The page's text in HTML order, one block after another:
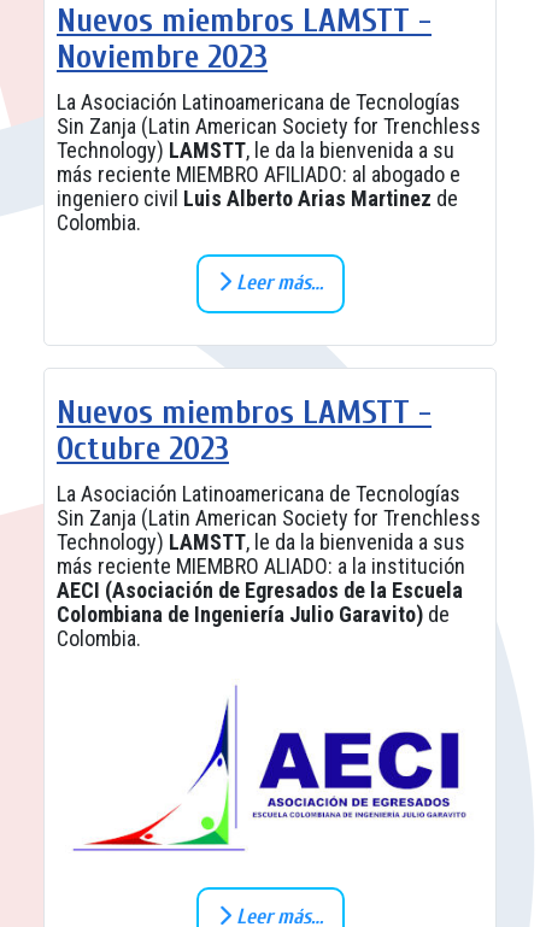
Nuevos miembros LAMSTT -
Noviembre 2023
La Asociación Latinoamericana de Tecnologías
Sin Zanja (Latin American Society for Trenchless
Technology) LAMSTT, le da la bienvenida a su
más reciente MIEMBRO AFILIADO: al abogado e
ingeniero civil Luis Alberto Arias Martinez de
Colombia.
Leer más…
Nuevos miembros LAMSTT -
Octubre 2023
La Asociación Latinoamericana de Tecnologías
Sin Zanja (Latin American Society for Trenchless
Technology) LAMSTT, le da la bienvenida a sus
más reciente MIEMBRO ALIADO: a la institución
AECI (Asociación de Egresados de la Escuela
Colombiana de Ingeniería Julio Garavito) de
Colombia.
Leer más…